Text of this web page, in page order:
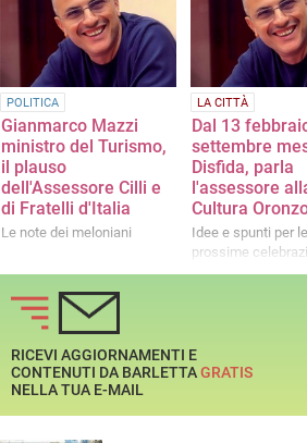
POLITICA
Gianmarco Mazzi
ministro del Turismo,
il plauso
dell'Assessore Cilli e
di Fratelli d'Italia
Le note dei meloniani
LA CITTÀ
Dal 13
settembre
Disfida, parla
l'assessore
Cultura
Idee e spunti per le
prossime
RICEVI AGGIORNAMENTI E
CONTENUTI DA BARLETTAGRATIS
NELLA TUA E-MAIL